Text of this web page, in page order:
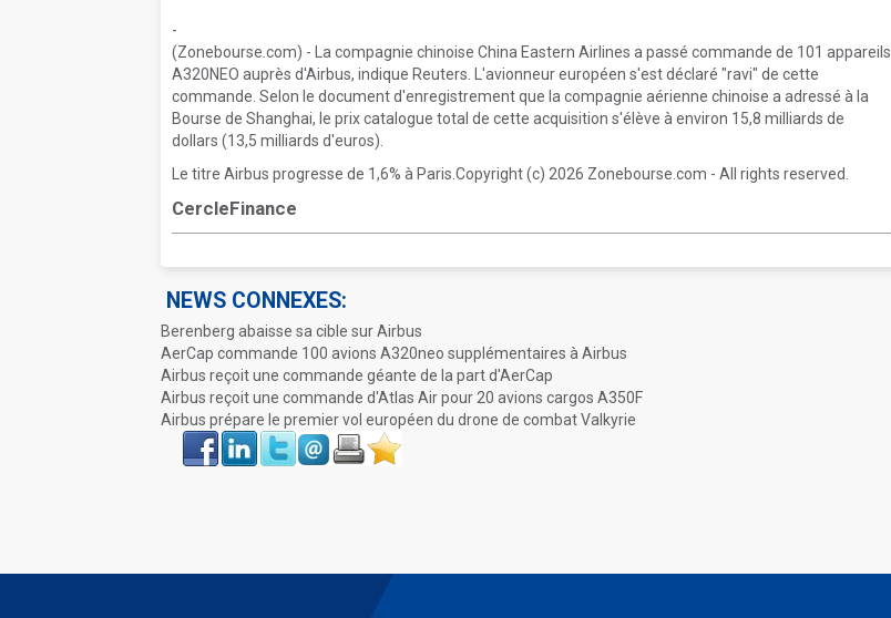
-
(Zonebourse.com) - La compagnie chinoise China Eastern Airlines a passé commande de 101 appareils
A320NEO auprès d'Airbus, indique Reuters. L'avionneur européen s'est déclaré "ravi" de cette
commande. Selon le document d'enregistrement que la compagnie aérienne chinoise a adressé à la
Bourse de Shanghai, le prix catalogue total de cette acquisition s'élève à environ 15,8 milliards de
dollars (13,5 milliards d'euros).
Le titre Airbus progresse de 1,6% à Paris.Copyright (c) 2026 Zonebourse.com - All rights reserved.
CercleFinance
NEWS CONNEXES:
Berenberg abaisse sa cible sur Airbus
AerCap commande 100 avions A320neo supplémentaires à Airbus
Airbus reçoit une commande géante de la part d'AerCap
Airbus reçoit une commande d'Atlas Air pour 20 avions cargos A350F
Airbus prépare le premier vol européen du drone de combat Valkyrie
Face
book
LinkIn Twitter Envoyer ImprimerFavoris